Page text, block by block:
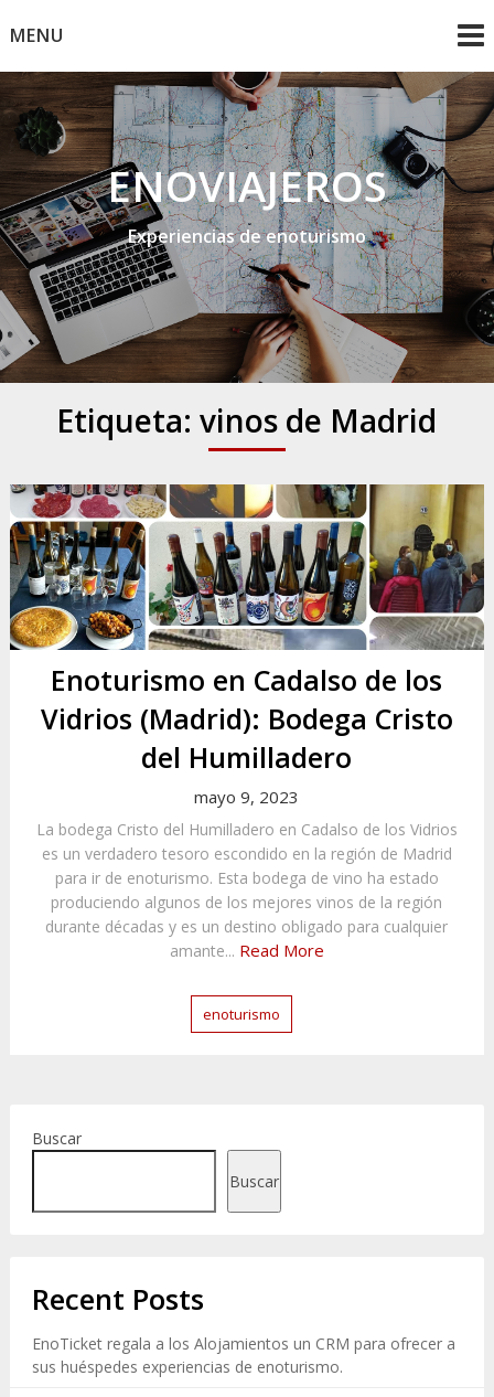
toMENU
ENOVIAJEROS
Experiencias de enoturismo
Etiqueta:vinos de Madrid
Enoturismo en Cadalso de los
Vidrios (Madrid): Bodega Cristo
del Humilladero
mayo 9, 2023
La bodega Cristo del Humilladero en Cadalso de los Vidrios
es un verdadero tesoro escondido en la región de Madrid
para ir de enoturismo. Esta bodega de vino ha estado
produciendo algunos de los mejores vinos de la región
durante décadas y es un destino obligado para cualquier
amante... Read More
enoturismo
Buscar
Buscar
Recent Posts
EnoTicket regala a los Alojamientos un CRM para ofrecer a
sus huéspedes experiencias de enoturismo.